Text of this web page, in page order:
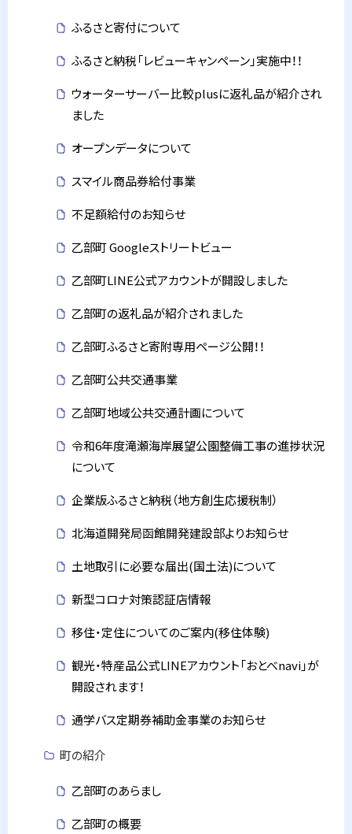
ふるさと寄付について
ふるさと納税「レビューキャンペーン」実施中！！
ウォーターサーバー比較plusに返礼品が紹介され
ました
オープンデータについて
スマイル商品券給付事業
不足額給付のお知らせ
乙部町 Googleストリートビュー
乙部町LINE公式アカウントが開設しました
乙部町の返礼品が紹介されました
乙部町ふるさと寄附専用ページ公開！！
乙部町公共交通事業
乙部町地域公共交通計画について
令和6年度滝瀬海岸展望公園整備工事の進捗状況
について
企業版ふるさと納税（地方創生応援税制）
北海道開発局函館開発建設部よりお知らせ
土地取引に必要な届出(国土法)について
新型コロナ対策認証店情報
移住・定住についてのご案内(移住体験)
観光・特産品公式LINEアカウント「おとべnavi」が
開設されます！
通学バス定期券補助金事業のお知らせ
町の紹介
乙部町のあらまし
乙部町の概要